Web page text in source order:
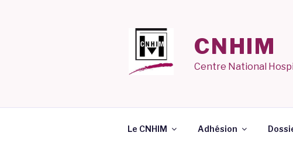
CNHIM
Centre National
Le CNHIM Adhésion